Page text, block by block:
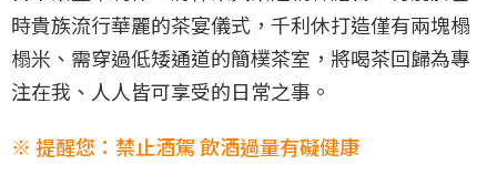
時貴族流行華麗的茶宴儀式，千利休打造僅有兩塊榻
榻米、需穿過低矮通道的簡樸茶室，將喝茶回歸為專
注在我、人人皆可享受的日常之事。
※ 提醒您：禁止酒駕 飲酒過量有礙健康